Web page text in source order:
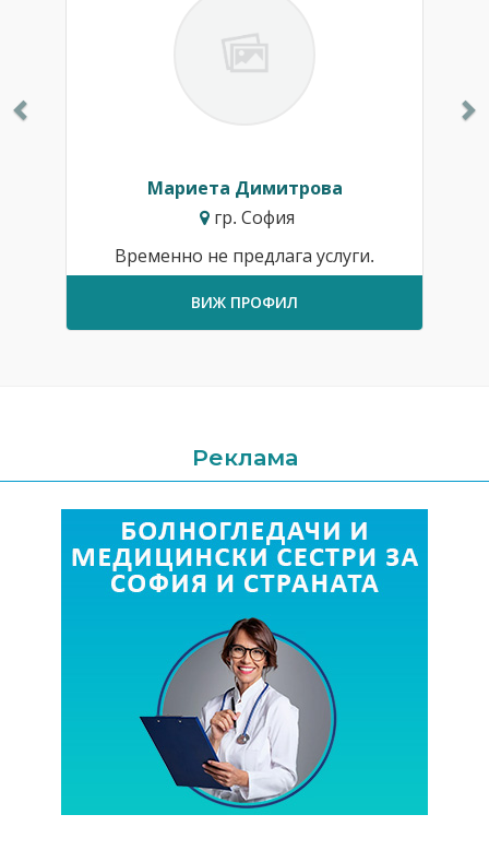
Мариета Димитрова
гр. София
Временно не предлага услуги.
ВИЖ ПРОФИЛ
Реклама